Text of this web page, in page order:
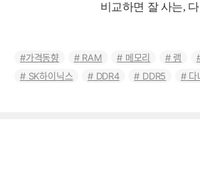
비교하면 잘 사는,
가격동향 RAM 메모리 램
SK하이닉스
DDR4 DDR5 다